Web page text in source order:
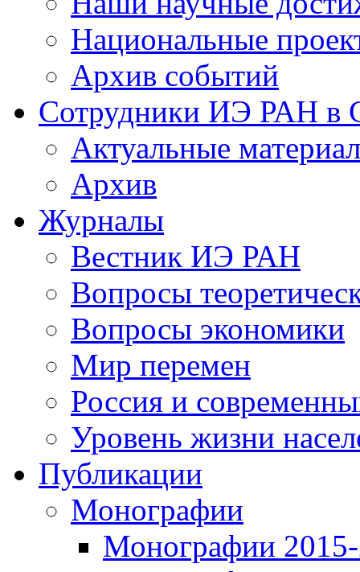
Национальные
Архив событий
Сотрудники ИЭ РАН
Актуальные
Архив
Журналы
Вестник ИЭ РАН
Вопросы
Вопросы экономики
Мир перемен
Россия и
Уровень жизни
Публикации
Монографии
Монографии 2015-